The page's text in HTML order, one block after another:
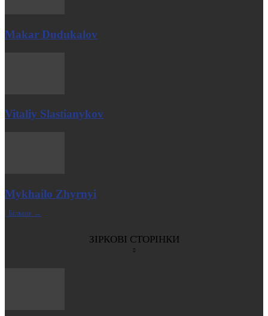
Makar Dudukalov
Vitaliy Slastianykov
Mykhailo Zhyrnyi
| Більше →
ЗІРКОВІ СТОРІНКИ